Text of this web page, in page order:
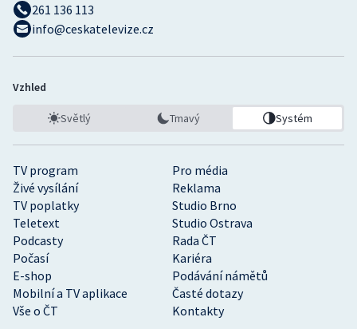
TV program
Pro média
Živé vysílání
Reklama
TV poplatky
Studio Brno
Teletext
Studio Ostrava
Podcasty
Rada ČT
Počasí
Kariéra
E-shop
Podávání námětů
Mobilní a TV aplikace
Časté dotazy
Vše o ČT
Kontakty
261 136 113
info@ceskatelevize.cz
Vzhled
Světlý Tmavý Systém